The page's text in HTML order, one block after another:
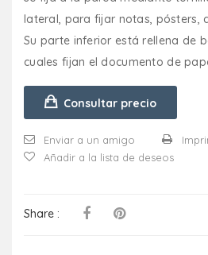
lateral, para fijar notas, pósters,
Su parte inferior está rellena de
cuales fijan el documento de
Consultar precio
Enviar a un amigo
Añadir a la lista de deseos
Share :